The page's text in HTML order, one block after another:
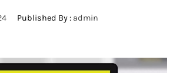
Published By : admin